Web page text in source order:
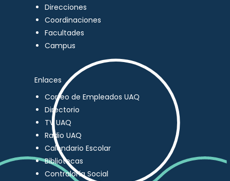
Direcciones
Coordinaciones
Facultades
Campus
Enlaces
Correo de Empleados UAQ
Directorio
TV UAQ
Radio UAQ
Calendario Escolar
Bibliotecas
Contraloría Social